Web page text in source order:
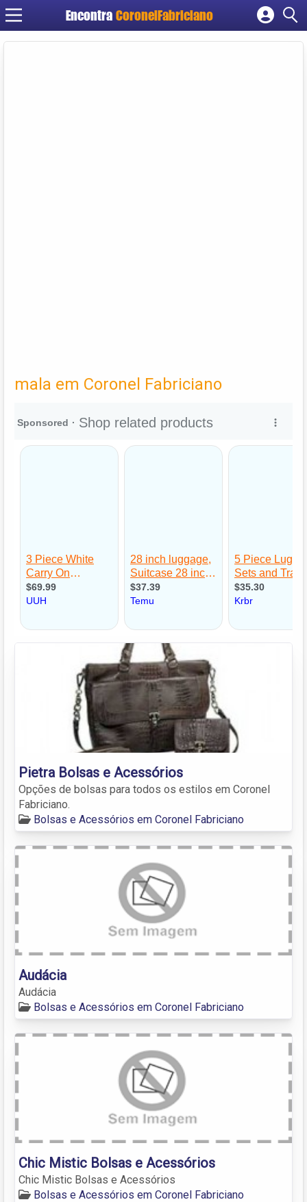
Encontra CoronelFabriciano
Cadastrar empresa
mala em Coronel Fabriciano
Pietra Bolsas e Acessórios
Opções de bolsas para todos os estilos em Coronel
Fabriciano.
Bolsas e Acessórios em Coronel Fabriciano
Audácia
Audácia
Bolsas e Acessórios em Coronel Fabriciano
Chic Mistic Bolsas e Acessórios
Chic Mistic Bolsas e Acessórios
Bolsas e Acessórios em Coronel Fabriciano